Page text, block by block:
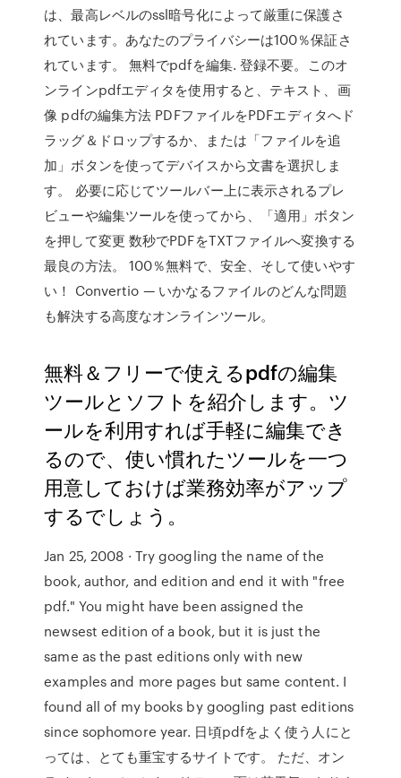
は、最高レベルのssl暗号化によって厳重に保護さ
れています。あなたのプライバシーは100％保証さ
れています。 無料でpdfを編集. 登録不要。このオ
ンラインpdfエディタを使用すると、テキスト、画
像 pdfの編集方法 PDFファイルをPDFエディタへド
ラッグ＆ドロップするか、または「ファイルを追
加」ボタンを使ってデバイスから文書を選択しま
す。 必要に応じてツールバー上に表示されるプレ
ビューや編集ツールを使ってから、「適用」ボタン
を押して変更 数秒でPDFをTXTファイルへ変換する
最良の方法。 100％無料で、安全、そして使いやす
い！ Convertio — いかなるファイルのどんな問題
も解決する高度なオンラインツール。
無料＆フリーで使えるpdfの編集
ツールとソフトを紹介します。ツ
ールを利用すれば手軽に編集でき
るので、使い慣れたツールを一つ
用意しておけば業務効率がアップ
するでしょう。
Jan 25, 2008 · Try googling the name of the
book, author, and edition and end it with "free
pdf." You might have been assigned the
newsest edition of a book, but it is just the
same as the past editions only with new
examples and more pages but same content. I
found all of my books by googling past editions
since sophomore year. 日頃pdfをよく使う人にと
っては、とても重宝するサイトです。 ただ、オン